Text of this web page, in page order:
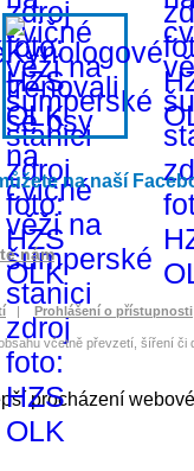
na naší
nám
| Prohlášení o přístupnosti
včetně převzetí, šíření či
procházení